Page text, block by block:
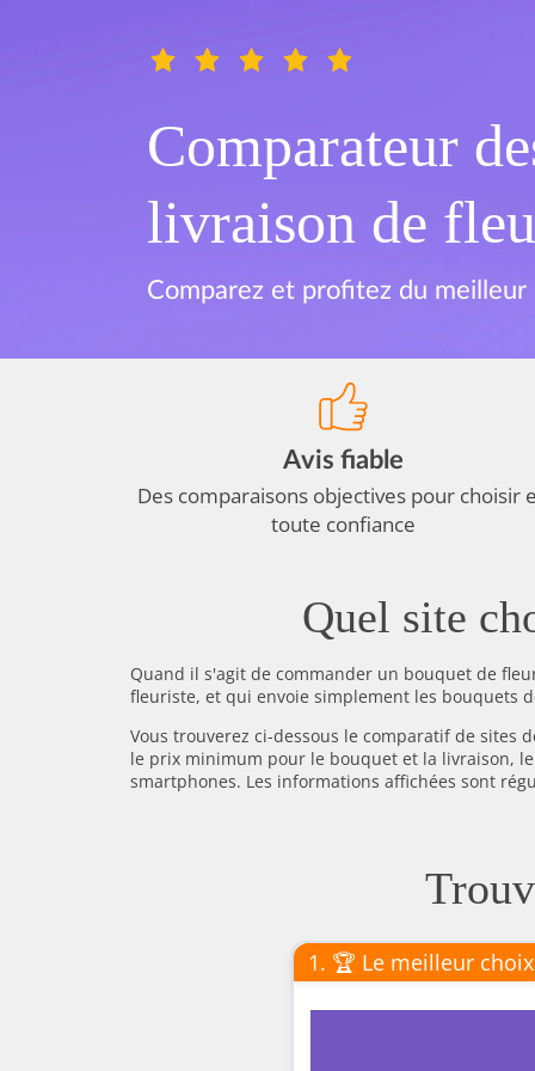
Comparateur
livraison de
Comparez et profitez du meilleur
Avis fiable
Des comparaisons objectives pour choisir
toute confiance
Quel site
Quand il s'agit de commander un bouquet de
fleuriste, et qui envoie simplement les bouquets
Vous trouverez ci-dessous le comparatif de sites
le prix minimum pour le bouquet et la livraison,
smartphones. Les informations affichées sont
1. 🏆 Le meilleur choix